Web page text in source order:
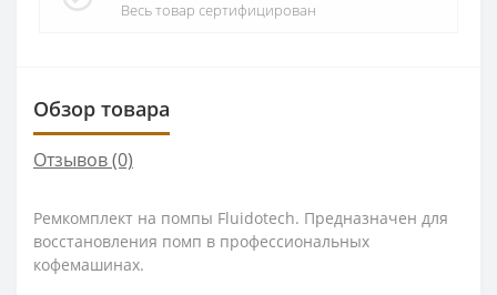
Весь товар сертифицирован
Обзор товара
Отзывов (0)
Ремкомплект на помпы Fluidotech. Предназначен для
восстановления помп в профессиональных
кофемашинах.